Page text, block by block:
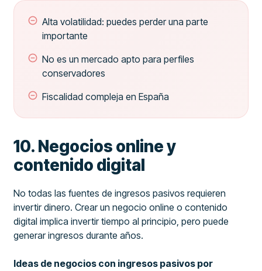
Alta volatilidad: puedes perder una parte
importante
No es un mercado apto para perfiles
conservadores
Fiscalidad compleja en España
10. Negocios online y
contenido digital
No todas las fuentes de ingresos pasivos requieren
invertir dinero. Crear un negocio online o contenido
digital implica invertir tiempo al principio, pero puede
generar ingresos durante años.
Ideas de negocios con ingresos pasivos por